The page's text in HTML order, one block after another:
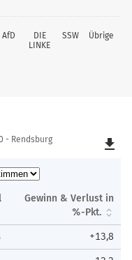
AfD
DIE
LINKE
SSW Übrige
- Rendsburg
file_download
Gewinn & Verlust in
%-Pkt.
+13,8